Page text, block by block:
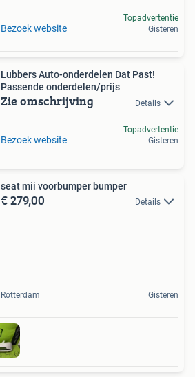
Bezoek website
Topadvertentie
Gisteren
Lubbers Auto-onderdelen Dat Past!
Passende onderdelen/prijs
Zie omschrijving Details
Bezoek website
Topadvertentie
Gisteren
seat mii voorbumper bumper
€ 279,00 Details
Rotterdam Gisteren